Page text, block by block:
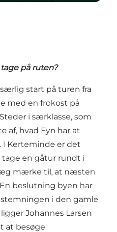
på ruten?
start på turen fra
med en frokost på
i særklasse, som
af, hvad Fyn har at
Kerteminde er det
en gåtur rundt i
mærke til, at næsten
beslutning byen har
i den gamle
Johannes Larsen
at besøge